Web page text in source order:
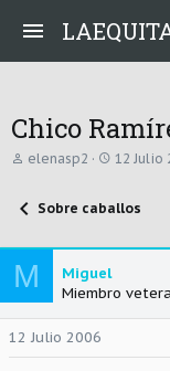
Chico
A
o
elenasp2
F
h
d
n
i
12 Julio
Sobre caballos
M
Miguel
Miembro
12 Julio 2006